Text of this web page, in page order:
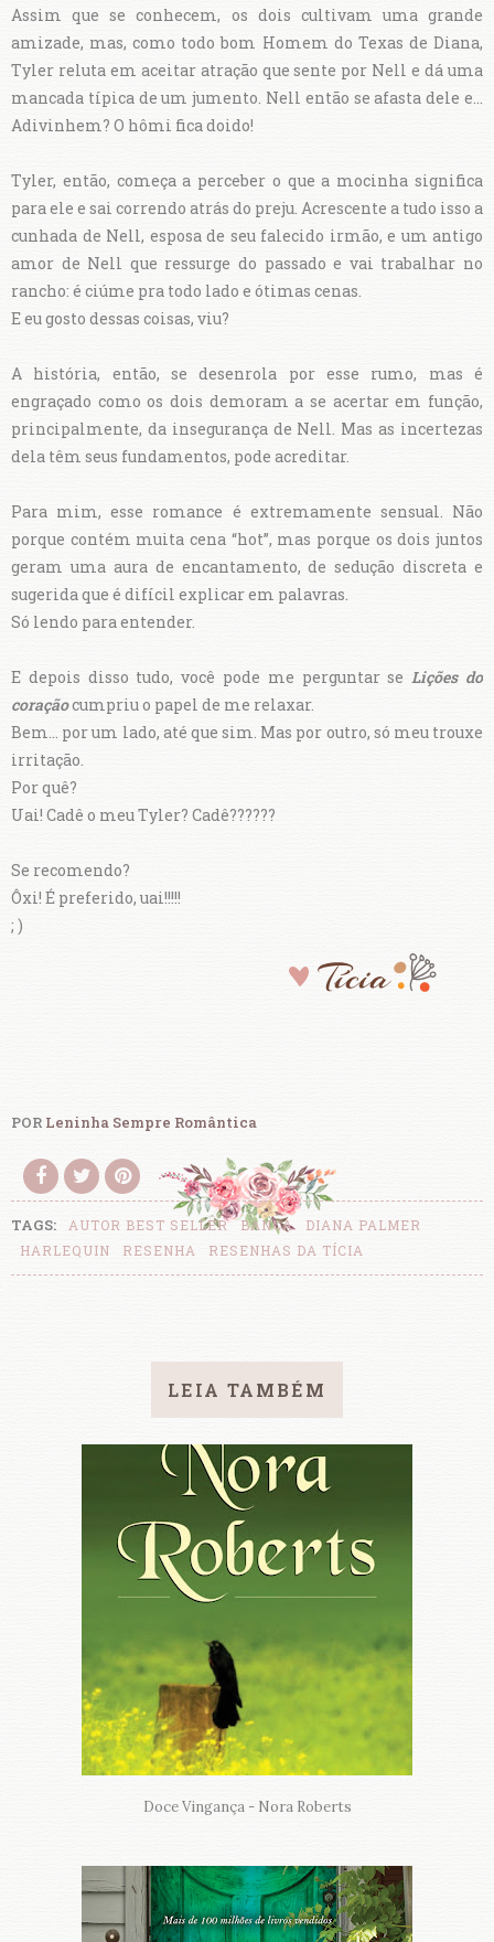
Assim que se conhecem, os dois cultivam uma grande
amizade, mas, como todo bom Homem do Texas de Diana,
Tyler reluta em aceitar atração que sente por Nell e dá uma
mancada típica de um jumento. Nell então se afasta dele e...
Adivinhem? O hômi fica doido!
Tyler, então, começa a perceber o que a mocinha significa
para ele e sai correndo atrás do preju. Acrescente a tudo isso a
cunhada de Nell, esposa de seu falecido irmão, e um antigo
amor de Nell que ressurge do passado e vai trabalhar no
rancho: é ciúme pra todo lado e ótimas cenas.
E eu gosto dessas coisas, viu?
A história, então, se desenrola por esse rumo, mas é
engraçado como os dois demoram a se acertar em função,
principalmente, da insegurança de Nell. Mas as incertezas
dela têm seus fundamentos, pode acreditar.
Para mim, esse romance é extremamente sensual. Não
porque contém muita cena “hot”, mas porque os dois juntos
geram uma aura de encantamento, de sedução discreta e
sugerida que é difícil explicar em palavras.
Só lendo para entender.
E depois disso tudo, você pode me perguntar seLições do
coraçãocumpriu o papel de me relaxar.
Bem... por um lado, até que sim. Mas por outro, só meu trouxe
irritação.
Por quê?
Uai! Cadê o meu Tyler? Cadê??????
Se recomendo?
Ôxi! É preferido, uai!!!!!
; )
POR Leninha Sempre Romântica
TAGS: AUTOR BEST SELLER BANCA
DIANA PALMER
HARLEQUIN
RESENHA RESENHAS DA TÍCIA
LEIA TAMBÉM
Doce Vingança - Nora Roberts